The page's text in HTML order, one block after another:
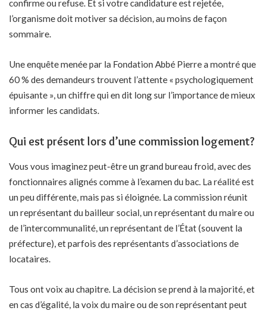
confirme ou refuse. Et si votre candidature est rejetée,
l’organisme doit motiver sa décision, au moins de façon
sommaire.
Une enquête menée par la Fondation Abbé Pierre a montré que
60 % des demandeurs trouvent l’attente « psychologiquement
épuisante », un chiffre qui en dit long sur l’importance de mieux
informer les candidats.
Qui est présent lors d’une commission logement?
Vous vous imaginez peut-être un grand bureau froid, avec des
fonctionnaires alignés comme à l’examen du bac. La réalité est
un peu différente, mais pas si éloignée. La commission réunit
un représentant du bailleur social, un représentant du maire ou
de l’intercommunalité, un représentant de l’État (souvent la
préfecture), et parfois des représentants d’associations de
locataires.
Tous ont voix au chapitre. La décision se prend à la majorité, et
en cas d’égalité, la voix du maire ou de son représentant peut